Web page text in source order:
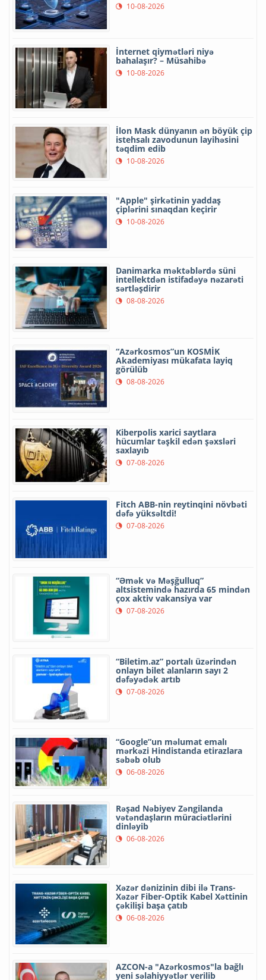
10-08-2026
İnternet qiymətləri niyə
bahalaşır? – Müsahibə
10-08-2026
İlon Mask dünyanın ən böyük çip
istehsalı zavodunun layihəsini
təqdim edib
10-08-2026
"Apple" şirkətinin yaddaş
çiplərini sınaqdan keçirir
10-08-2026
Danimarka məktəblərdə süni
intellektdən istifadəyə nəzarəti
sərtləşdirir
08-08-2026
“Azərkosmos”un KOSMİK
Akademiyası mükafata layiq
görülüb
08-08-2026
Kiberpolis xarici saytlara
hücumlar təşkil edən şəxsləri
saxlayıb
07-08-2026
Fitch ABB-nin reytinqini növbəti
dəfə yüksəltdi!
07-08-2026
“Əmək və Məşğulluq”
altsistemində hazırda 65 mindən
çox aktiv vakansiya var
07-08-2026
“Biletim.az” portalı üzərindən
onlayn bilet alanların sayı 2
dəfəyədək artıb
07-08-2026
“Google”un məlumat emalı
mərkəzi Hindistanda etirazlara
səbəb olub
06-08-2026
Rəşad Nəbiyev Zəngilanda
vətəndaşların müraciətlərini
dinləyib
06-08-2026
Xəzər dənizinin dibi ilə Trans-
Xəzər Fiber-Optik Kabel Xəttinin
çəkilişi başa çatıb
06-08-2026
AZCON-a "Azərkosmos"la bağlı
yeni səlahiyyətlər verilib